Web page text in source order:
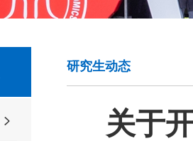
研究生动态
关于